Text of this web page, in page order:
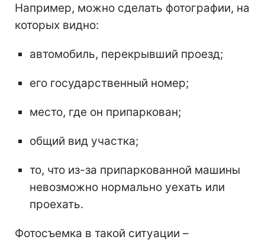
Например, можно сделать фотографии, на
которых видно:
автомобиль, перекрывший проезд;
его государственный номер;
место, где он припаркован;
общий вид участка;
то, что из-за припаркованной машины
невозможно нормально уехать или
проехать.
Фотосъемка в такой ситуации –